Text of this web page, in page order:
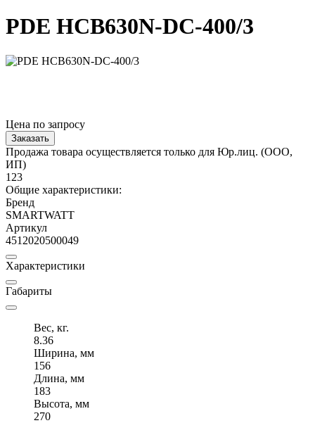
PDE HCB630N-DC-400/3
Цена по запросу
Заказать
Продажа товара осуществляется только для Юр.лиц. (ООО,
ИП)
123
Общие характеристики:
Бренд
SMARTWATT
Артикул
4512020500049
Характеристики
Габариты
Вес, кг.
8.36
Ширина, мм
156
Длина, мм
183
Высота, мм
270